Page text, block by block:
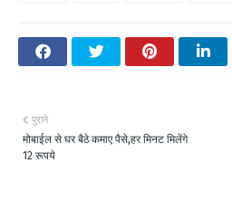
पुराने
मोबाईल से घर बैठे कमाए पैसे,हर मिनट मिलेंगे
12 रूपये